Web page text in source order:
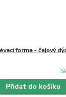
forma - čajový
Přidat do košíku